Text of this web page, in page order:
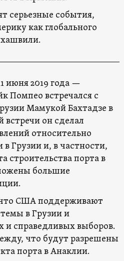
серьезные события,
как глобального
июня 2019 года —
Помпео встречался с
Мамукой Бахтадзе в
встречи он сделал
относительно
Грузии и, в частности,
строительства порта в
большие
США поддерживают
в Грузии и
и справедливых выборов.
что будут разрешены
порта в Анаклии.